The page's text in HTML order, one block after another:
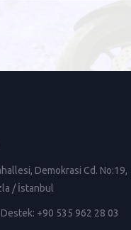
Demokrasi Cd. No:19,
/ İstanbul
+90 535 962 28 03